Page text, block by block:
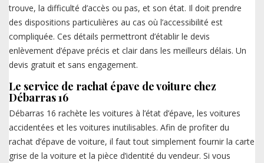
trouve, la difficulté d’accès ou pas, et son état. Il doit prendre
des dispositions particulières au cas où l’accessibilité est
compliquée. Ces détails permettront d’établir le devis
enlèvement d’épave précis et clair dans les meilleurs délais. Un
devis gratuit et sans engagement.
Le service de rachat épave de voiture chez
Débarras 16
Débarras 16 rachète les voitures à l’état d’épave, les voitures
accidentées et les voitures inutilisables. Afin de profiter du
rachat d’épave de voiture, il faut tout simplement fournir la carte
grise de la voiture et la pièce d’identité du vendeur. Si vous